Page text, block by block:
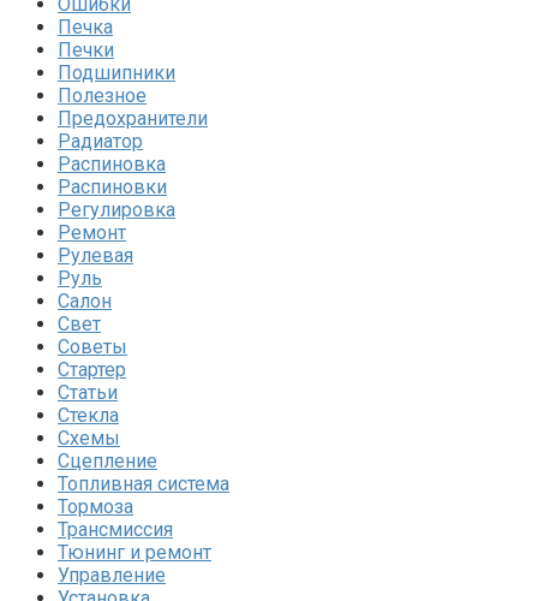
Печка
Печки
Подшипники
Полезное
Предохранители
Радиатор
Распиновка
Распиновки
Регулировка
Ремонт
Рулевая
Руль
Салон
Свет
Советы
Стартер
Статьи
Стекла
Схемы
Сцепление
Топливная система
Тормоза
Трансмиссия
Тюнинг и ремонт
Управление